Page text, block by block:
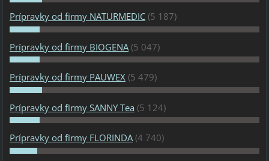
Prípravky od firmy NATURMEDIC (5 187)
Prípravky od firmy BIOGENA (5 047)
Prípravky od firmy PAUWEX (5 479)
Prípravky od firmy SANNY Tea (5 124)
Prípravky od firmy FLORINDA (4 740)